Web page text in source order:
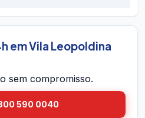
Paulo) pelo site. A
Vila Leopoldina (São
mede o volume, identifica
e entrega o
na hora — sem
de visita.
em Vila Leopoldina
sem compromisso.
590 0040